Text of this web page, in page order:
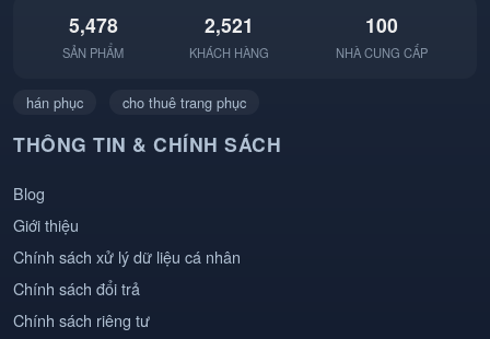
5,478
SẢN PHẨM
2,521
KHÁCH HÀNG
100
NHÀ CUNG CẤP
hán phục cho thuê trang phục
THÔNG TIN & CHÍNH SÁCH
Blog
Giới thiệu
Chính sách xử lý dữ liệu cá nhân
Chính sách đổi trả
Chính sách riêng tư